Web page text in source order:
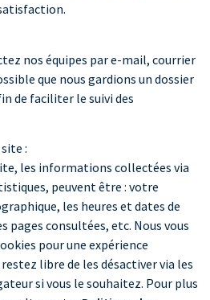
nos équipes par e-mail, courrier
que nous gardions un dossier
de faciliter le suivi des
:
les informations collectées via
peuvent être : votre
les heures et dates de
pages consultées, etc. Nous vous
pour une expérience
libre de les désactiver via les
si vous le souhaitez. Pour plus